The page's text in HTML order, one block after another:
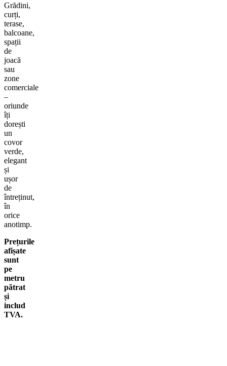
Grădini,
curți,
terase,
balcoane,
spații
de
joacă
sau
zone
comerciale
–
oriunde
îți
dorești
un
covor
verde,
elegant
și
ușor
de
întreținut,
în
orice
anotimp.
Prețurile
afișate
sunt
pe
metru
pătrat
și
includ
TVA.